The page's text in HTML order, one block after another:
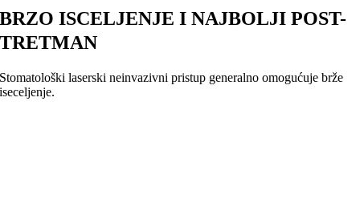
BRZO ISCELJENJE I NAJBOLJI POST-
TRETMAN
Stomatološki laserski neinvazivni pristup generalno omogućuje brže
iseceljenje.